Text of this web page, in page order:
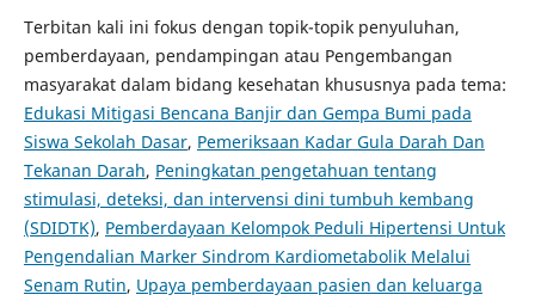
Terbitan kali ini fokus dengan topik-topik penyuluhan,
pemberdayaan, pendampingan atau Pengembangan
masyarakat dalam bidang kesehatan khususnya pada tema:
Edukasi Mitigasi Bencana Banjir dan Gempa Bumi pada
Siswa Sekolah Dasar, Pemeriksaan Kadar Gula Darah Dan
Tekanan Darah, Peningkatan pengetahuan tentang
stimulasi, deteksi, dan intervensi dini tumbuh kembang
(SDIDTK), Pemberdayaan Kelompok Peduli Hipertensi Untuk
Pengendalian Marker Sindrom Kardiometabolik Melalui
Senam Rutin, Upaya pemberdayaan pasien dan keluarga